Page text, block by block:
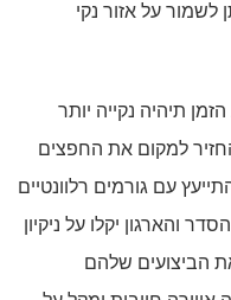
על אזור נקי
תיהיה נקייה יותר
למקום את החפצים
עם גורמים רלוונטיים
והארגון יקלו על ניקיון
הביצועים שלהם